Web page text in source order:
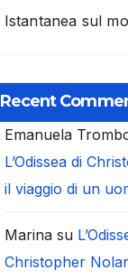
Istantanea sul
Recent
Emanuela
L’Odissea di
il viaggio di un
Marinasu
Christopher